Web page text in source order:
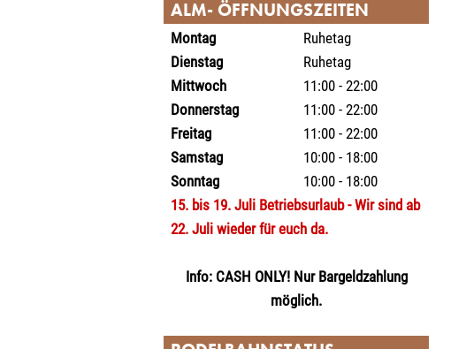
ALM- ÖFFNUNGSZEITEN
Montag
Ruhetag
Dienstag
Ruhetag
Mittwoch
11:00 - 22:00
Donnerstag
11:00 - 22:00
Freitag
11:00 - 22:00
Samstag
10:00 - 18:00
Sonntag
10:00 - 18:00
15. bis 19. Juli Betriebsurlaub - Wir sind ab
22. Juli wieder für euch da.
Info: CASH ONLY! Nur Bargeldzahlung
möglich.